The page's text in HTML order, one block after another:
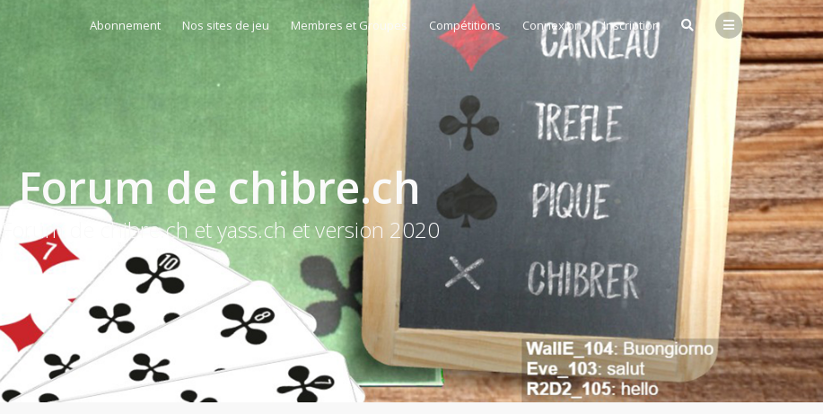
Abonnement Nos sites de jeu Membres et Groupes Compétitions Connexion Inscription
Forum de chibre.ch
Forum de chibre.ch et yass.ch et version 2020